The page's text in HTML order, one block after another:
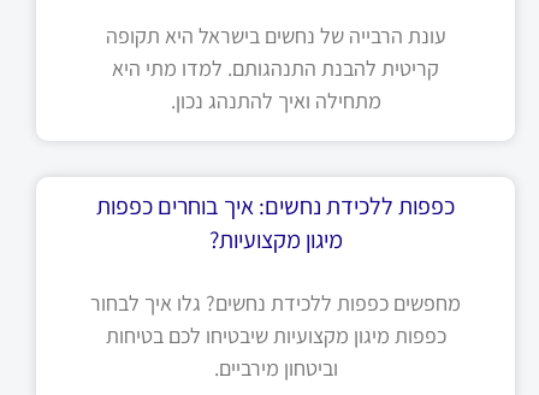
עונת הרבייה של נחשים בישראל היא תקופה
קריטית להבנת התנהגותם. למדו מתי היא
מתחילה ואיך להתנהג נכון.
כפפות ללכידת נחשים: איך בוחרים כפפות
מיגון מקצועיות?
מחפשים כפפות ללכידת נחשים? גלו איך לבחור
כפפות מיגון מקצועיות שיבטיחו לכם בטיחות
וביטחון מירביים.